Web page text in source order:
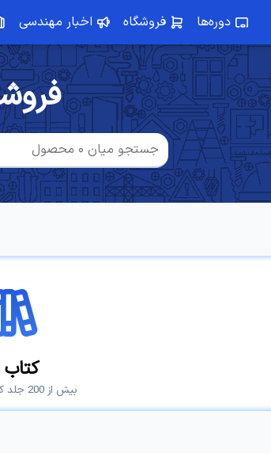
دوره‌ها فروشگاه اخبار مهندسی
بیش از 200 جلد کتاب تخصصی